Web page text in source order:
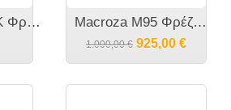
Stayer CD 180 K Φρέζα αυλακώσεων (καναλοποιός) 1800W Macroza M95 Φρέζα τοίχων Καναλοποιός 2400Watt
1.000,00 € 925,00 €